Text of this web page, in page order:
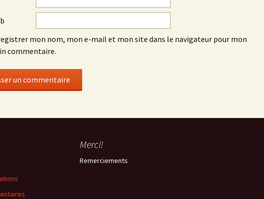
mon nom, mon e-mail et mon site dans le navigateur pour mon
commentaire.
Merci!
Remerciements